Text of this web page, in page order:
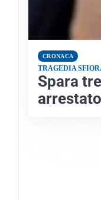
CRONACA
TRAGEDIA
Spara